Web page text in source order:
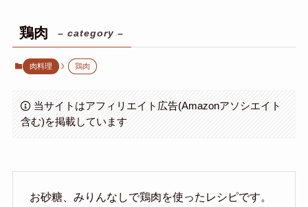
鶏肉 – category –
肉料理 鶏肉
当サイトはアフィリエイト広告(Amazonアソシエイト
含む)を掲載しています
お砂糖、みりんなしで鶏肉を使ったレシピです。